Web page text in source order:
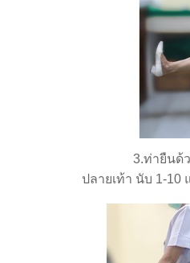
3.ท่ายืนด้วยปลา
ปลายเท้า นับ 1-10